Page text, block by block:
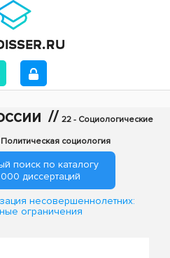
// 22 - Социологические
социология
поиск по каталогу
диссертаций
несовершеннолетних:
ограничения